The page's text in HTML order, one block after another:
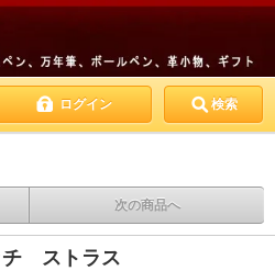
ログイン 検索
次の商品へ
チ ストラス